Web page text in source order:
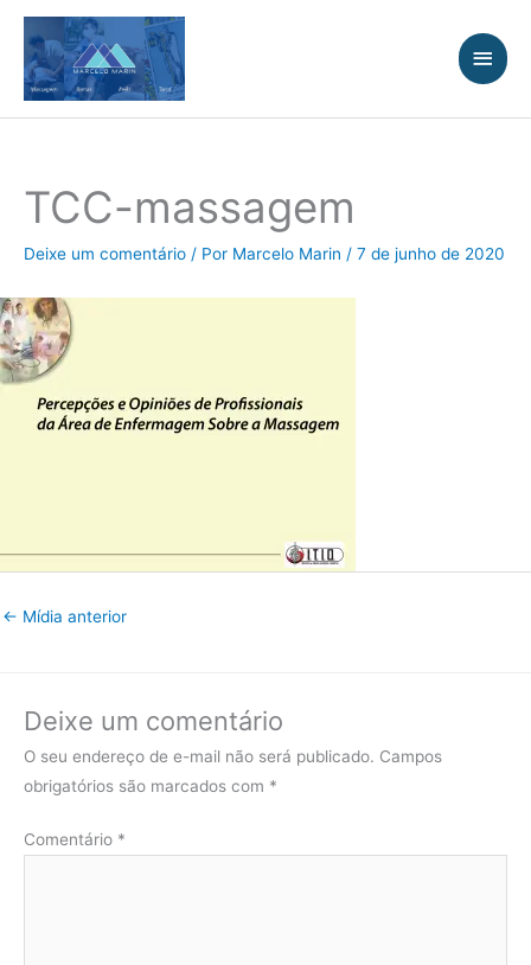
para
conteúdo
TCC-massagem
Deixe um comentário / Por Marcelo Marin / 7 de junho de 2020
← Mídia anterior
Deixe um comentário
O seu endereço de e-mail não será publicado. Campos
obrigatórios são marcados com *
Comentário *